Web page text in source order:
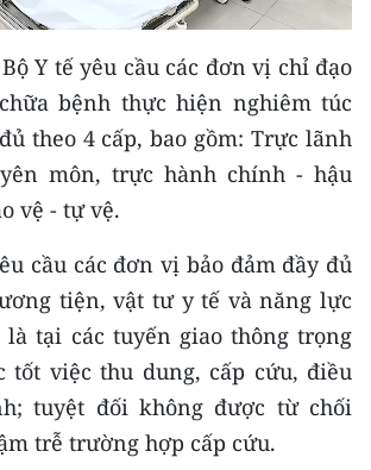
TIN
SÂU
NAM
OCOP - MỖI XÃ
Y tế yêu cầu các đơn vị chỉ đạo
bệnh thực hiện nghiêm túc
theo 4 cấp, bao gồm: Trực lãnh
môn, trực hành chính - hậu
vệ - tự vệ.
cầu các đơn vị bảo đảm đầy đủ
tiện, vật tư y tế và năng lực
là tại các tuyến giao thông trọng
tốt việc thu dung, cấp cứu, điều
tuyệt đối không được từ chối
trễ trường hợp cấp cứu.